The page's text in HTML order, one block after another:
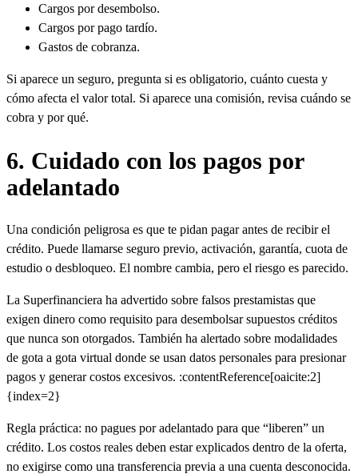
Cargos por desembolso.
Cargos por pago tardío.
Gastos de cobranza.
Si aparece un seguro, pregunta si es obligatorio, cuánto cuesta y
cómo afecta el valor total. Si aparece una comisión, revisa cuándo se
cobra y por qué.
6. Cuidado con los pagos por
adelantado
Una condición peligrosa es que te pidan pagar antes de recibir el
crédito. Puede llamarse seguro previo, activación, garantía, cuota de
estudio o desbloqueo. El nombre cambia, pero el riesgo es parecido.
La Superfinanciera ha advertido sobre falsos prestamistas que
exigen dinero como requisito para desembolsar supuestos créditos
que nunca son otorgados. También ha alertado sobre modalidades
de gota a gota virtual donde se usan datos personales para presionar
pagos y generar costos excesivos. :contentReference[oaicite:2]
{index=2}
Regla práctica: no pagues por adelantado para que “liberen” un
crédito. Los costos reales deben estar explicados dentro de la oferta,
no exigirse como una transferencia previa a una cuenta desconocida.